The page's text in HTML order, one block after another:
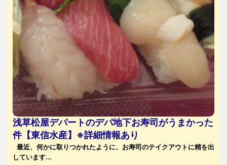
浅草松屋デパートのデパ地下お寿司がうまかった
件【東信水産】※詳細情報あり
最近、何かに取りつかれたように、お寿司のテイクアウトに精を出
しています...